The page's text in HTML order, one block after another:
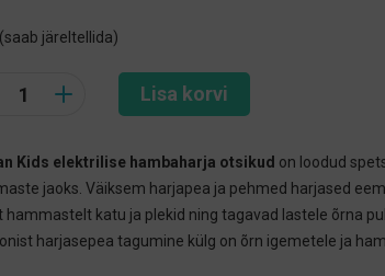
(saab järeltellida)
Lisa korvi
Kids elektrilise hambaharja otsikud on loodud
jaoks. Väiksem harjapea ja pehmed harjased
hammastelt katu ja plekid ning tagavad lastele õrna
harjasepea tagumine külg on õrn igemetele ja